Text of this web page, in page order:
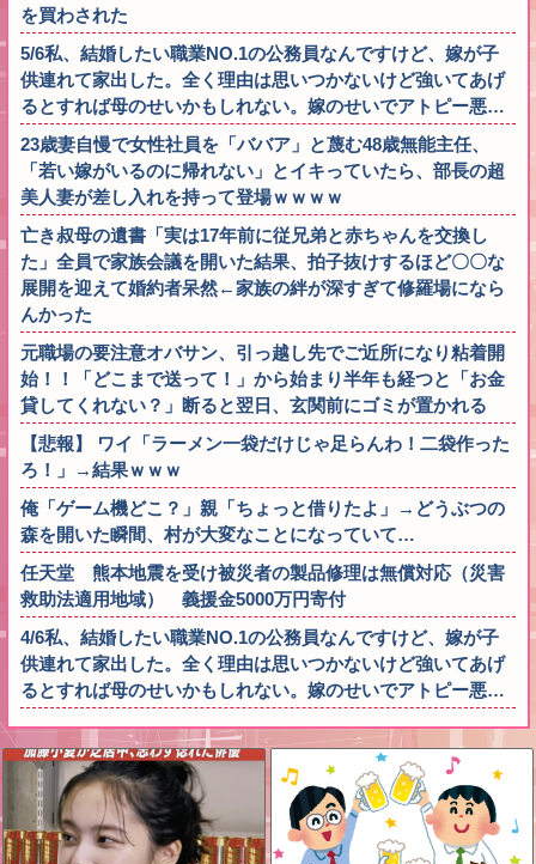
を買わされた
5/6私、結婚したい職業NO.1の公務員なんですけど、嫁が子
供連れて家出した。全く理由は思いつかないけど強いてあげ
るとすれば母のせいかもしれない。嫁のせいでアトピー悪…
23歳妻自慢で女性社員を「ババア」と蔑む48歳無能主任、
「若い嫁がいるのに帰れない」とイキっていたら、部長の超
美人妻が差し入れを持って登場ｗｗｗｗ
亡き叔母の遺書「実は17年前に従兄弟と赤ちゃんを交換し
た」全員で家族会議を開いた結果、拍子抜けするほど〇〇な
展開を迎えて婚約者呆然←家族の絆が深すぎて修羅場になら
んかった
元職場の要注意オバサン、引っ越し先でご近所になり粘着開
始！！「どこまで送って！」から始まり半年も経つと「お金
貸してくれない？」断ると翌日、玄関前にゴミが置かれる
【悲報】 ワイ「ラーメン一袋だけじゃ足らんわ！二袋作った
ろ！」→結果ｗｗｗ
俺「ゲーム機どこ？」親「ちょっと借りたよ」→どうぶつの
森を開いた瞬間、村が大変なことになっていて…
任天堂 熊本地震を受け被災者の製品修理は無償対応（災害
救助法適用地域） 義援金5000万円寄付
4/6私、結婚したい職業NO.1の公務員なんですけど、嫁が子
供連れて家出した。全く理由は思いつかないけど強いてあげ
るとすれば母のせいかもしれない。嫁のせいでアトピー悪…